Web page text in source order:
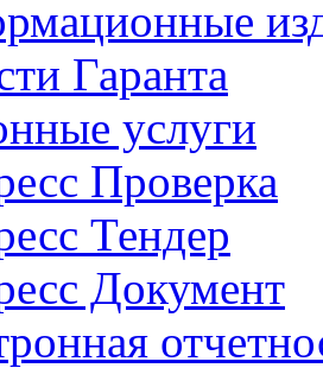
Гаранта
услуги
Проверка
Тендер
Документ